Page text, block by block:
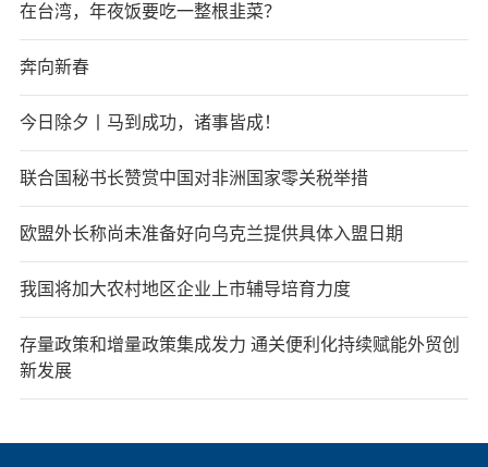
在台湾，年夜饭要吃一整根韭菜？
奔向新春
今日除夕丨马到成功，诸事皆成！
联合国秘书长赞赏中国对非洲国家零关税举措
欧盟外长称尚未准备好向乌克兰提供具体入盟日期
我国将加大农村地区企业上市辅导培育力度
存量政策和增量政策集成发力 通关便利化持续赋能外贸创
新发展